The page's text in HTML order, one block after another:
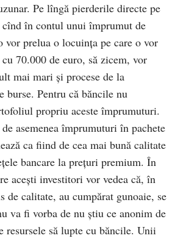
Pe lîngă pierderile directe pe
cînd în contul unui împrumut de
vor prelua o locuința pe care o vor
70.000 de euro, să zicem, vor
mai mari și procese de la
burse. Pentru că băncile nu
propriu aceste împrumuturi.
asemenea împrumuturi în pachete
ca fiind de cea mai bună calitate
bancare la prețuri premium. În
acești investitori vor vedea că, în
de calitate, au cumpărat gunoaie, se
va fi vorba de nu știu ce anonim de
resursele să lupte cu băncile. Unii